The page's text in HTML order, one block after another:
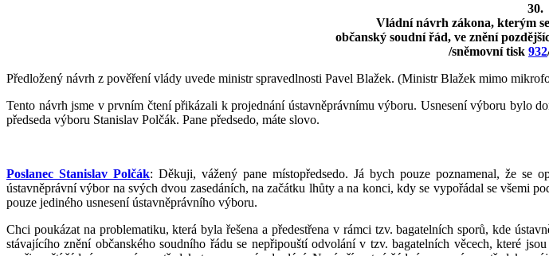
30.
Vládní návrh zákona, kterým
občanský soudní řád, ve znění
/sněmovní tisk 932
Předložený návrh z pověření vlády uvede ministr spravedlnosti Pavel Blažek. (Ministr Blažek mimo
Tento návrh jsme v prvním čtení přikázali k projednání ústavněprávnímu výboru. Usnesení výboru bylo
předseda výboru Stanislav Polčák. Pane předsedo, máte slovo.
Poslanec Stanislav Polčák: Děkuji, vážený pane místopředsedo. Já bych pouze poznamenal, že
ústavněprávní výbor na svých dvou zasedáních, na začátku lhůty a na konci, kdy se vypořádal se všemi
pouze jediného usnesení ústavněprávního výboru.
Chci poukázat na problematiku, která byla řešena a předestřena v rámci tzv. bagatelních sporů, kde
stávajícího znění občanského soudního řádu se nepřipouští odvolání v tzv. bagatelních věcech, které